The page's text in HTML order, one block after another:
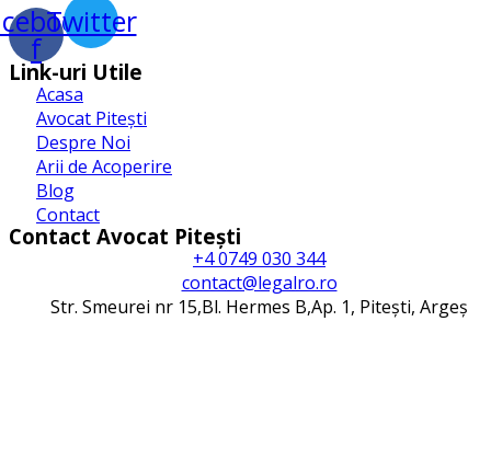
f
Twitter
Link-uri Utile
Acasa
Avocat Pitești
Despre Noi
Arii de Acoperire
Blog
Contact
Contact Avocat Pitești
+4 0749 030 344
contact@legalro.ro
Str. Smeurei nr 15,Bl. Hermes B,Ap. 1, Pitești, Argeș